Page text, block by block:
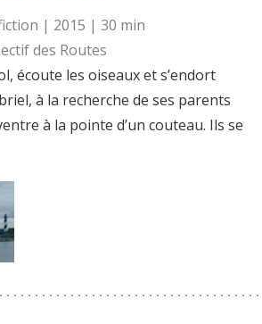
| 2015 | 30 min
des Routes
écoute les oiseaux et s’endort
à la recherche de ses parents
à la pointe d’un couteau. Ils se